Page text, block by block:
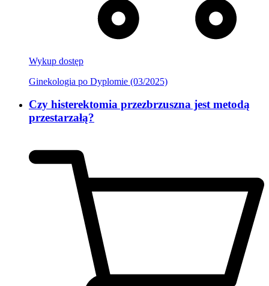
Wykup dostęp
Ginekologia po Dyplomie (03/2025)
Czy histerektomia przezbrzuszna jest metodą
przestarzałą?